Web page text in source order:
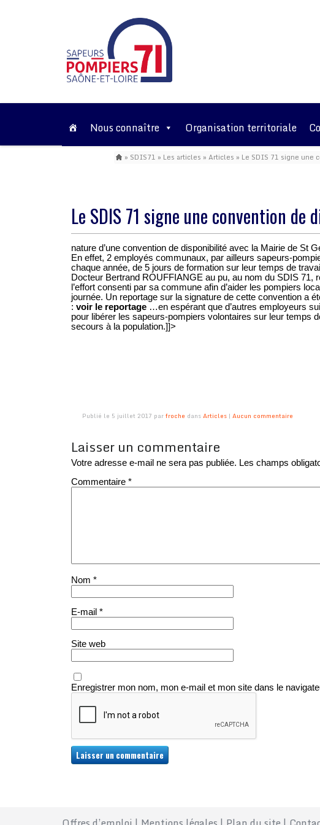
Nous connaître Organisation territoriale
» SDIS71 » Les articles »Articles » Le SDIS 71 signe une
Le SDIS 71 signe une convention
nature d’une convention de disponibilité avec la Mairie de St
En effet, 2 employés communaux, par ailleurs sapeurs-
chaque année, de 5 jours de formation sur leur temps de
Docteur Bertrand ROUFFIANGE au pu, au nom du SDIS
l’effort consenti par sa commune afin d’aider les pompiers
journée. Un reportage sur la signature de cette convention a
: voir le reportage…en espérant que d’autres employeurs
pour libérer les sapeurs-pompiers volontaires sur leur temps
secours à la population.]]>
Publié le 5 juillet 2017 parfroche dansArticles| Aucun commentaire
Laisser un commentaire
Votre adresse e-mail ne sera pas publiée. Les champs
Commentaire *
Nom *
E-mail *
Site web
Enregistrer mon nom, mon e-mail et mon site dans le